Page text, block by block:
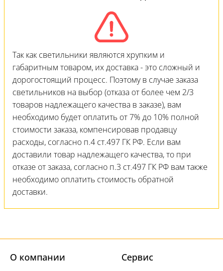
Так как светильники являются хрупким и
габаритным товаром, их доставка - это сложный и
дорогостоящий процесс. Поэтому в случае заказа
светильников на выбор (отказа от более чем 2/3
товаров надлежащего качества в заказе), вам
необходимо будет оплатить от 7% до 10% полной
стоимости заказа, компенсировав продавцу
расходы, согласно п.4 ст.497 ГК РФ. Если вам
доставили товар надлежащего качества, то при
отказе от заказа, согласно п.3 ст.497 ГК РФ вам также
необходимо оплатить стоимость обратной
доставки.
О компании Cервис